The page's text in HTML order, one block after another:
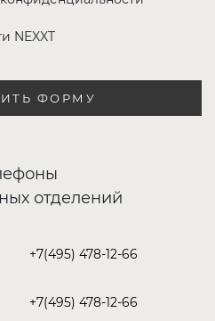
NEXXT
ФОРМУ
отделений
+7(495) 478-12-66
+7(495) 478-12-66